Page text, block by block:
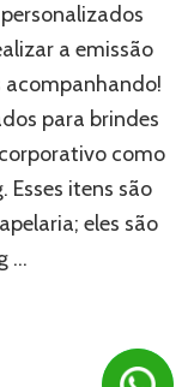
a emissão
acompanhando!
para brindes
como
itens são
eles são
…